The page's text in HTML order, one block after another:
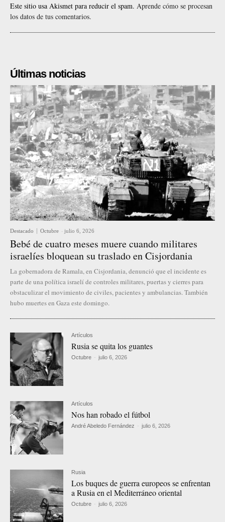
Este sitio usa Akismet para reducir el spam. Aprende cómo se procesan
los datos de tus comentarios.
Últimas noticias
Destacado Octubre - julio 6, 2026
Bebé de cuatro meses muere cuando militares
israelíes bloquean su traslado en Cisjordania
La gobernadora de Ramala, en Cisjordania, denunció que el incidente es
parte de una política israelí de controles militares, puertas y cierres para
obstaculizar el movimiento de civiles, pacientes y ambulancias. También
hubo muertes en Gaza este domingo.
Artículos
Rusia se quita los guantes
Octubre - julio 6, 2026
Artículos
Nos han robado el fútbol
André Abeledo Fernández - julio 6, 2026
Rusia
Los buques de guerra europeos se enfrentan
a Rusia en el Mediterráneo oriental
Octubre - julio 6, 2026